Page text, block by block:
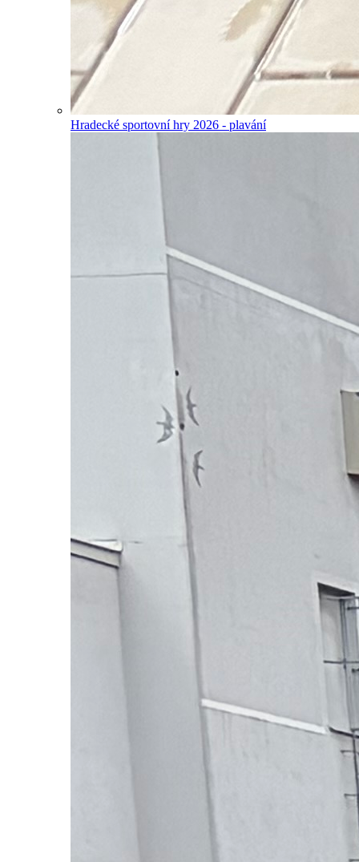
Hradecké sportovní hry 2026 - plavání